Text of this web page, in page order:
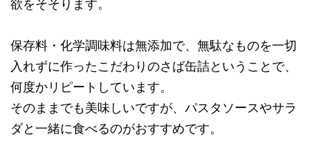
欲をそそります。
保存料・化学調味料は無添加で、無駄なものを一切
入れずに作ったこだわりのさば缶詰ということで、
何度かリピートしています。
そのままでも美味しいですが、パスタソースやサラ
ダと一緒に食べるのがおすすめです。